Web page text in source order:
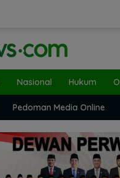
Nasional Hukum
Pedoman Media Online